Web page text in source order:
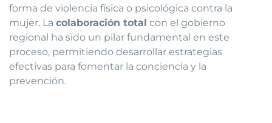
forma de violencia física o psicológica contra la
mujer. La colaboración total con el gobierno
regional ha sido un pilar fundamental en este
proceso, permitiendo desarrollar estrategias
efectivas para fomentar la conciencia y la
prevención.